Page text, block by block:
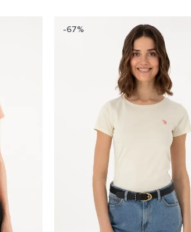
-67%